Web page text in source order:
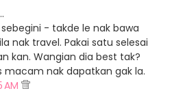
- takde le nak bawa
nak travel. Pakai satu selesai
kan. Wangian dia best tak?
macam nak dapatkan gak la.
AM